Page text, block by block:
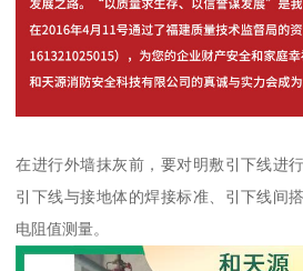
在进行外墙抹灰前，要对明敷引下线进
引下线与接地体的焊接标准、引下线间
电阻值测量。